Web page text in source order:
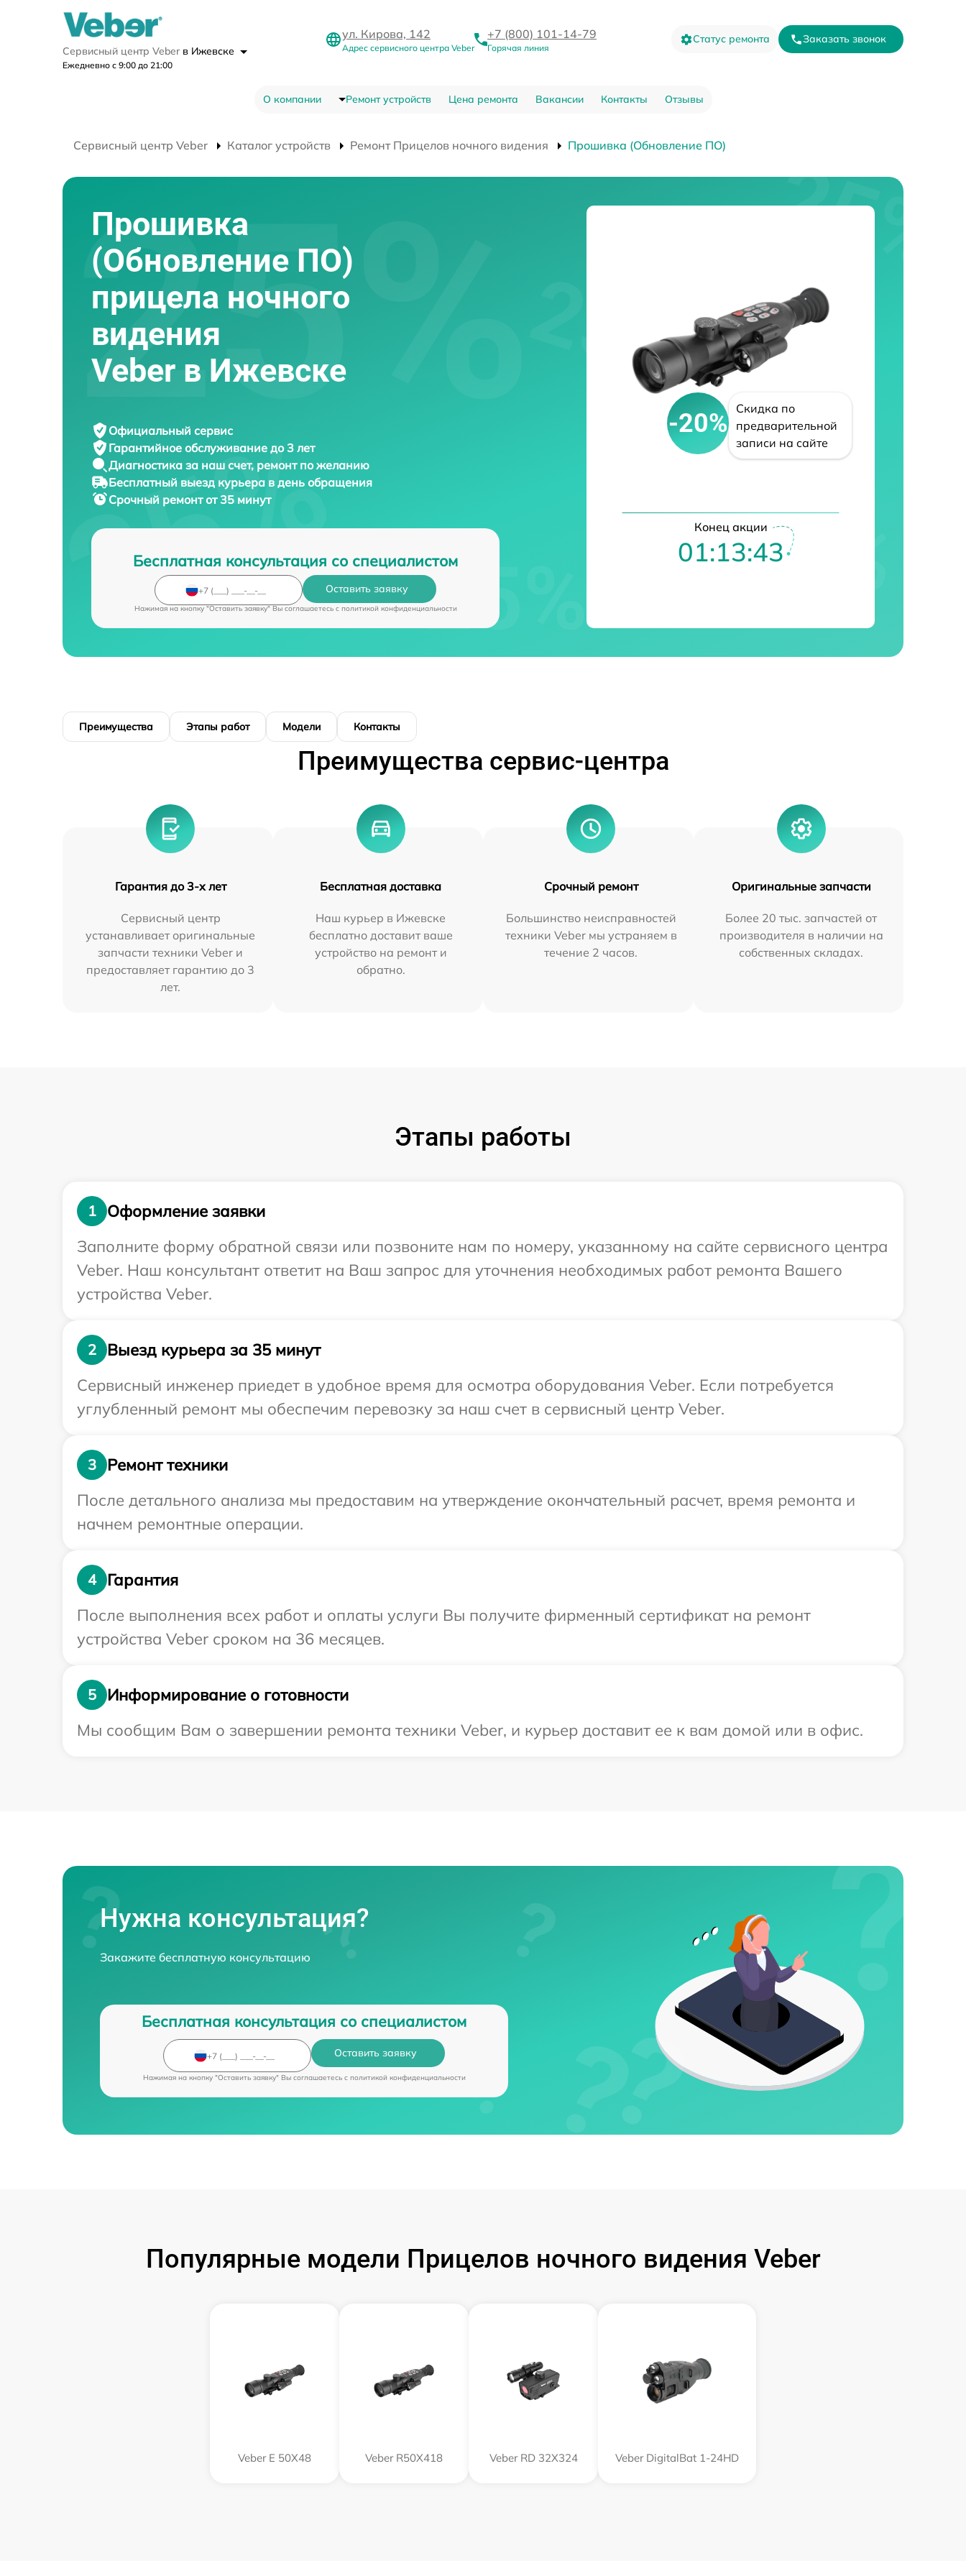
Сервисный центр Veber в Ижевске
Ежедневно с 9:00 до 21:00
ул. Кирова, 142
Адрес сервисного центра Veber
+7 (800) 101-14-79
Горячая линия
Статус ремонта Заказать звонок
О компании Ремонт устройств Цена ремонта Вакансии Контакты Отзывы
Сервисный центр Veber Каталог устройств Ремонт Прицелов ночного видения Прошивка (Обновление ПО)
Прошивка
(Обновление ПО)
прицела ночного
видения
Veber в Ижевске
Официальный сервис
Гарантийное обслуживание до 3 лет
Диагностика за наш счет, ремонт по желанию
Бесплатный выезд курьера в день обращения
Срочный ремонтот 35 минут
Бесплатная консультация со специалистом
Оставить заявку
Нажимая на кнопку "Оставить заявку" Вы соглашаетесь c политикой конфиденциальности
-20%
Скидка по
предварительной
записи на сайте
Конец акции
01:13:42
Преимущества Этапы работ Модели Контакты
Преимущества сервис-центра
Гарантия до 3-х лет
Сервисный центр
устанавливает оригинальные
запчасти техники Veber и
предоставляет гарантию до 3
лет.
Бесплатная доставка
Наш курьер в Ижевске
бесплатно доставит ваше
устройство на ремонт и
обратно.
Срочный ремонт
Большинство неисправностей
техники Veber мы устраняем в
течение 2 часов.
Оригинальные запчасти
Более 20 тыс. запчастей от
производителя в наличии на
собственных складах.
Этапы работы
1
Оформление заявки
Заполните форму обратной связи или позвоните нам по номеру, указанному на сайте сервисного центра
Veber. Наш консультант ответит на Ваш запрос для уточнения необходимых работ ремонта Вашего
устройства Veber.
2
Выезд курьера за 35 минут
Сервисный инженер приедет в удобное время для осмотра оборудования Veber. Если потребуется
углубленный ремонт мы обеспечим перевозку за наш счет в сервисный центр Veber.
3
Ремонт техники
После детального анализа мы предоставим на утверждение окончательный расчет, время ремонта и
начнем ремонтные операции.
4
Гарантия
После выполнения всех работ и оплаты услуги Вы получите фирменный сертификат на ремонт
устройства Veber сроком на 36 месяцев.
5
Информирование о готовности
Мы сообщим Вам о завершении ремонта техники Veber, и курьер доставит ее к вам домой или в офис.
Нужна консультация?
Закажите бесплатную консультацию
Бесплатная консультация со специалистом
Оставить заявку
Нажимая на кнопку "Оставить заявку" Вы соглашаетесь c политикой конфиденциальности
Популярные модели Прицелов ночного видения Veber
Veber E 50X48 Veber R50X418 Veber RD 32X324 Veber DigitalBat 1-24HD